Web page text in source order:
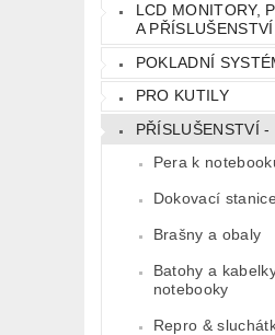
LCD MONITORY,
A PŘÍSLUŠENSTVÍ
POKLADNÍ
PRO KUTILY
PŘÍSLUŠENSTVÍ
Pera k
Dokovací stanice
Brašny a obaly
Batohy a
notebooky
Repro &